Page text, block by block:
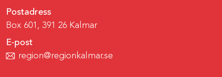
Postadress
Box 601, 391 26 Kalmar
E-post
region@regionkalmar.se